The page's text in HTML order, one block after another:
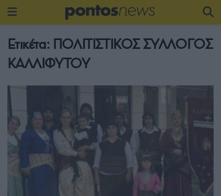
Ετικέτα: ΠΟΛΙΤΙΣΤΙΚΟΣ ΣΥΛΛΟΓΟΣ
ΚΑΛΛΙΦΥΤΟΥ